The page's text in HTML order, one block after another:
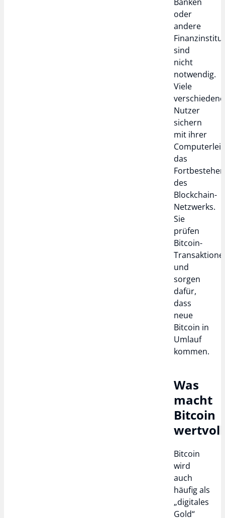
oder
andere
sind
nicht
notwendig.
Viele
verschiedene
Nutzer
sichern
mit ihrer
das
Fortbestehen
des
Blockchain-
Netzwerks.
Sie
prüfen
Bitcoin-
und
sorgen
dafür,
dass
neue
Bitcoin in
Umlauf
kommen.
Was
macht
Bitcoin
Bitcoin
wird
auch
häufig als
„digitales
Gold“